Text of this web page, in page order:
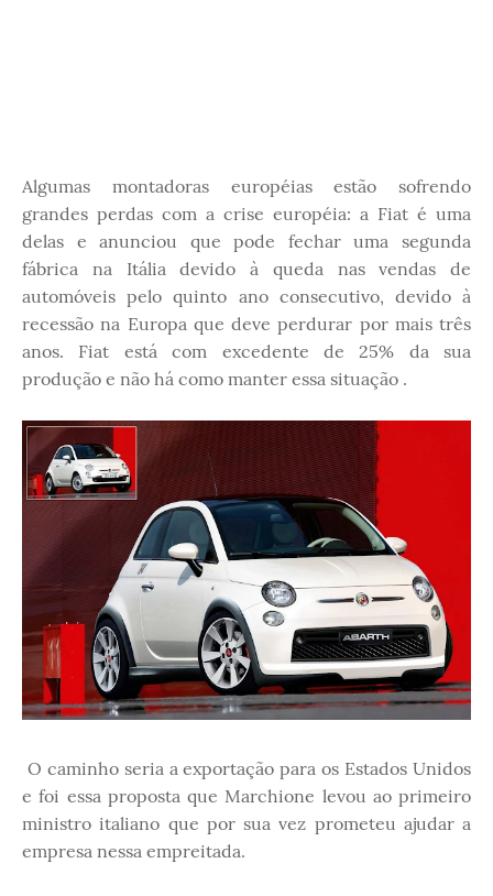
Algumas montadoras européias estão sofrendo
grandes perdas com a crise européia: a Fiat é uma
delas e anunciou que pode fechar uma segunda
fábrica na Itália devido à queda nas vendas de
automóveis pelo quinto ano consecutivo, devido à
recessão na Europa que deve perdurar por mais três
anos. Fiat está com excedente de 25% da sua
produção e não há como manter essa situação .
O caminho seria a exportação para os Estados Unidos
e foi essa proposta que Marchione levou ao primeiro
ministro italiano que por sua vez prometeu ajudar a
empresa nessa empreitada.